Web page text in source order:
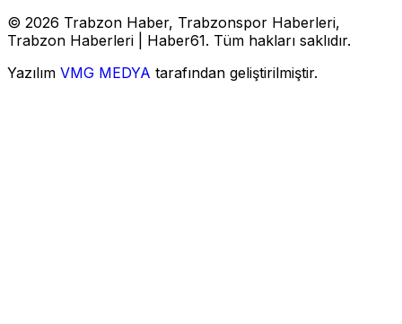
© 2026 Trabzon Haber, Trabzonspor Haberleri,
Trabzon Haberleri | Haber61. Tüm hakları saklıdır.
Yazılım VMG MEDYA tarafından geliştirilmiştir.